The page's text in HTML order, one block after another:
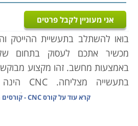
אני מעוניין לקבל פרטים
מכשיר אתכם לעסוק בתחום של
באמצעות מחשב. זהו מקצוע
בתעשייה מצליחה. CNC
ממוחשבת אשר מאפשרת לבצע
קרא עוד עלקורס CNC - קורסים היברידיים בהשרון הצפוני